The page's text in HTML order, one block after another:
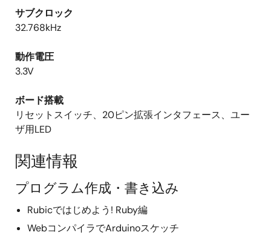
サブクロック
32.768kHz
動作電圧
3.3V
ボード搭載
リセットスイッチ、20ピン拡張インタフェース、ユー
ザ用LED
関連情報
プログラム作成・書き込み
Rubicではじめよう! Ruby編
WebコンパイラでArduinoスケッチ